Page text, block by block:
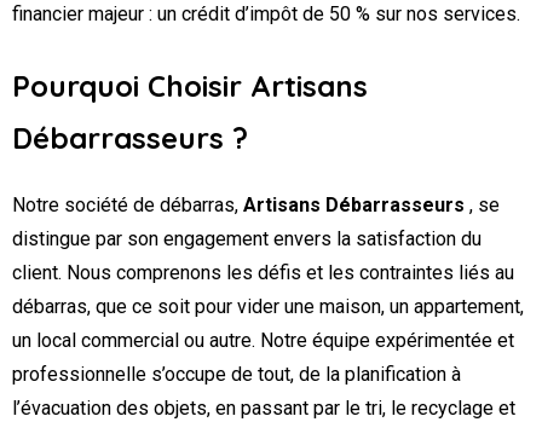
financier majeur : un crédit d’impôt de 50 % sur nos services.
Pourquoi Choisir Artisans
Débarrasseurs ?
Notre société de débarras, Artisans Débarrasseurs , se
distingue par son engagement envers la satisfaction du
client. Nous comprenons les défis et les contraintes liés au
débarras, que ce soit pour vider une maison, un appartement,
un local commercial ou autre. Notre équipe expérimentée et
professionnelle s’occupe de tout, de la planification à
l’évacuation des objets, en passant par le tri, le recyclage et